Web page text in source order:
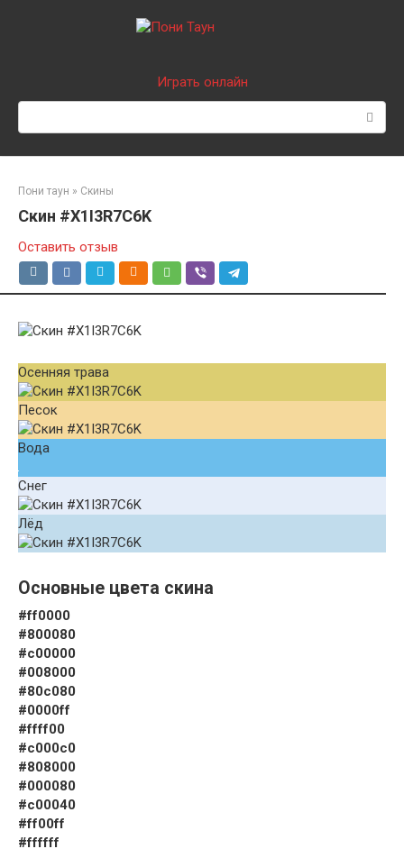
Играть онлайн
Пони таун » Скины
Скин #X1I3R7C6K
Оставить отзыв
Осенняя трава
Песок
Вода
Снег
Лёд
Основные цвета скина
#ff0000
#800080
#c00000
#008000
#80c080
#0000ff
#ffff00
#c000c0
#808000
#000080
#c00040
#ff00ff
#ffffff